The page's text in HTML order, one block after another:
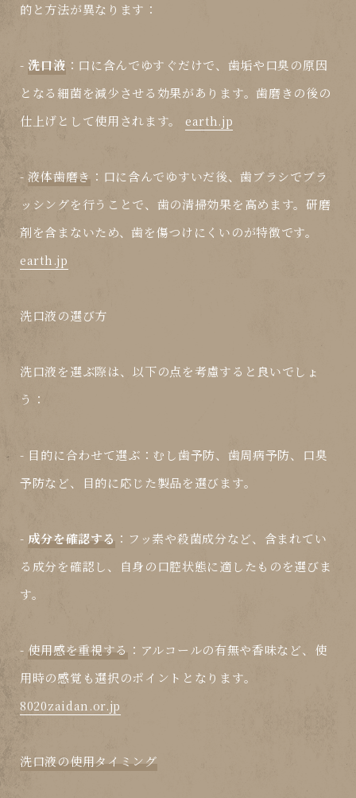
的と方法が異なります：
-洗口液 ：口に含んでゆすぐだけで、歯垢や口臭の原因
となる細菌を減少させる効果があります。歯磨きの後の
仕上げとして使用されます。 earth.jp
-液体歯磨き ：口に含んでゆすいだ後、歯ブラシでブラ
ッシングを行うことで、歯の清掃効果を高めます。研磨
剤を含まないため、歯を傷つけにくいのが特徴です。
earth.jp
洗口液の選び方
洗口液を選ぶ際は、以下の点を考慮すると良いでしょ
う：
- 目的に合わせて選ぶ ：むし歯予防、歯周病予防、口臭
予防など、目的に応じた製品を選びます。
- 成分を確認する ：フッ素や殺菌成分など、含まれてい
る成分を確認し、自身の口腔状態に適したものを選びま
す。
- 使用感を重視する ：アルコールの有無や香味など、使
用時の感覚も選択のポイントとなります。
8020zaidan.or.jp
洗口液の使用タイミング